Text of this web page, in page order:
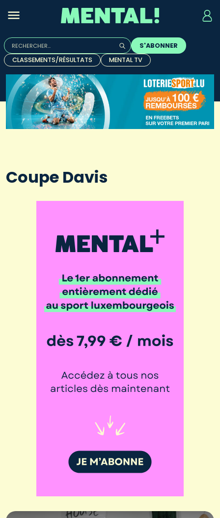
Rechercher :
Quand les résultats de l'auto-complétion sont
S'ABONNER
CLASSEMENTS/RÉSULTATS
MENTAL TV
Coupe Davis